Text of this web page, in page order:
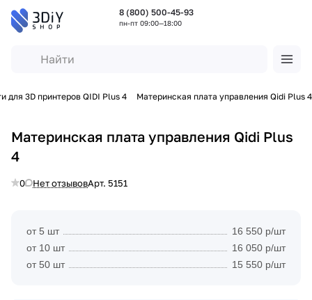
8 (800) 500-45-93
пн-пт 09:00—18:00
для 3D принтеров QIDI Plus 4 Материнская плата управления Qidi Plus 4
Материнская плата управления Qidi Plus
4
0 Нет отзывовАрт. 5151
от 5 шт
16 550 р/шт
от 10 шт
16 050 р/шт
от 50 шт
15 550 р/шт